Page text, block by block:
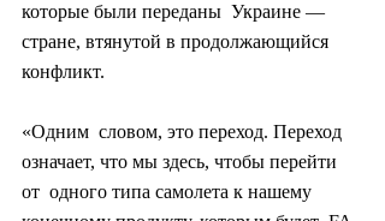
которые были переданы  Украине —
стране, втянутой в продолжающийся
конфликт.
«Одним  словом, это переход. Переход
означает, что мы здесь, чтобы перейти
от  одного типа самолета к нашему